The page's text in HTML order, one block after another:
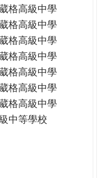
格高級中學
格高級中學
格高級中學
格高級中學
格高級中學
格高級中學
格高級中學
中等學校